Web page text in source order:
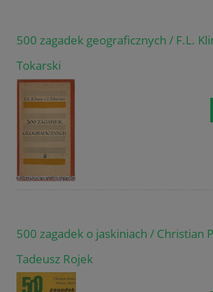
500 zagadek geograficznych / F.L.
Tokarski
500 zagadek o jaskiniach / Christian
Tadeusz Rojek